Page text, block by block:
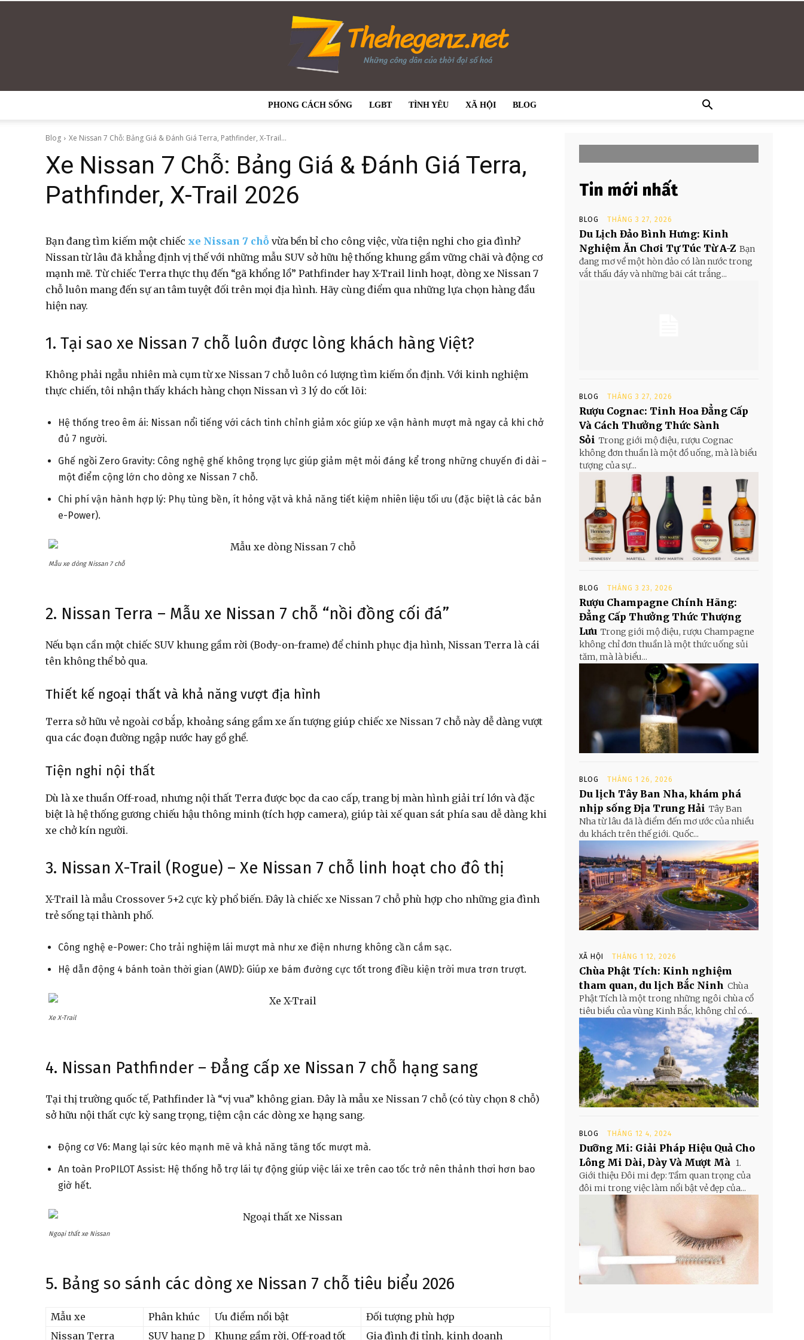
Những
PHONG CÁCH SỐNG LGBT TÌNH YÊU XÃ HỘI BLOG
Blog Xe Nissan 7 Chỗ: Bảng Giá & Đánh Giá Terra, Pathfinder, X-Trail...
Xe Nissan 7 Chỗ: Bảng Giá & Đánh Giá Terra,
Pathfinder, X-Trail 2026
Bạn đang tìm kiếm một chiếc xe Nissan 7 chỗ vừa bền bỉ cho công việc, vừa tiện nghi cho gia đình?
Nissan từ lâu đã khẳng định vị thế với những mẫu SUV sở hữu hệ thống khung gầm vững chãi và động cơ
mạnh mẽ. Từ chiếc Terra thực thụ đến “gã khổng lồ” Pathfinder hay X-Trail linh hoạt, dòng xe Nissan 7
chỗ luôn mang đến sự an tâm tuyệt đối trên mọi địa hình. Hãy cùng điểm qua những lựa chọn hàng đầu
hiện nay.
1. Tại sao xe Nissan 7 chỗ luôn được lòng khách hàng Việt?
Không phải ngẫu nhiên mà cụm từ xe Nissan 7 chỗ luôn có lượng tìm kiếm ổn định. Với kinh nghiệm
thực chiến, tôi nhận thấy khách hàng chọn Nissan vì 3 lý do cốt lõi:
Hệ thống treo êm ái: Nissan nổi tiếng với cách tinh chỉnh giảm xóc giúp xe vận hành mượt mà ngay cả khi chở
đủ 7 người.
Ghế ngồi Zero Gravity: Công nghệ ghế không trọng lực giúp giảm mệt mỏi đáng kể trong những chuyến đi dài –
một điểm cộng lớn cho dòng xe Nissan 7 chỗ.
Chi phí vận hành hợp lý: Phụ tùng bền, ít hỏng vặt và khả năng tiết kiệm nhiên liệu tối ưu (đặc biệt là các bản
e-Power).
Mẫu xe dòng Nissan 7 chỗ
2. Nissan Terra – Mẫu xe Nissan 7 chỗ “nồi đồng cối đá”
Nếu bạn cần một chiếc SUV khung gầm rời (Body-on-frame) để chinh phục địa hình, Nissan Terra là cái
tên không thể bỏ qua.
Thiết kế ngoại thất và khả năng vượt địa hình
Terra sở hữu vẻ ngoài cơ bắp, khoảng sáng gầm xe ấn tượng giúp chiếc xe Nissan 7 chỗ này dễ dàng vượt
qua các đoạn đường ngập nước hay gồ ghề.
Tiện nghi nội thất
Dù là xe thuần Off-road, nhưng nội thất Terra được bọc da cao cấp, trang bị màn hình giải trí lớn và đặc
biệt là hệ thống gương chiếu hậu thông minh (tích hợp camera), giúp tài xế quan sát phía sau dễ dàng khi
xe chở kín người.
3. Nissan X-Trail (Rogue) – Xe Nissan 7 chỗ linh hoạt cho đô thị
X-Trail là mẫu Crossover 5+2 cực kỳ phổ biến. Đây là chiếc xe Nissan 7 chỗ phù hợp cho những gia đình
trẻ sống tại thành phố.
Công nghệ e-Power: Cho trải nghiệm lái mượt mà như xe điện nhưng không cần cắm sạc.
Hệ dẫn động 4 bánh toàn thời gian (AWD): Giúp xe bám đường cực tốt trong điều kiện trời mưa trơn trượt.
Xe X-Trail
4. Nissan Pathfinder – Đẳng cấp xe Nissan 7 chỗ hạng sang
Tại thị trường quốc tế, Pathfinder là “vị vua” không gian. Đây là mẫu xe Nissan 7 chỗ (có tùy chọn 8 chỗ)
sở hữu nội thất cực kỳ sang trọng, tiệm cận các dòng xe hạng sang.
Động cơ V6: Mang lại sức kéo mạnh mẽ và khả năng tăng tốc mượt mà.
An toàn ProPILOT Assist: Hệ thống hỗ trợ lái tự động giúp việc lái xe trên cao tốc trở nên thảnh thơi hơn bao
giờ hết.
Ngoại thất xe Nissan
5. Bảng so sánh các dòng xe Nissan 7 chỗ tiêu biểu 2026
Mẫu xe Phân khúc Ưu điểm nổi bật
Đối tượng phù hợp
Nissan Terra
SUV hạng D Khung gầm rời, Off-road tốt
Gia đình đi tỉnh, kinh doanh
Tin mới nhất
BLOG THÁNG 3 27, 2026
Du Lịch Đảo Bình Hưng: Kinh
Nghiệm Ăn Chơi Tự Túc Từ A-Z Bạn
đang mơ về một hòn đảo có làn nước trong
vắt thấu đáy và những bãi cát trắng...
BLOG THÁNG 3 27, 2026
Rượu Cognac: Tinh Hoa Đẳng Cấp
Và Cách Thưởng Thức Sành
Sỏi Trong giới mộ điệu, rượu Cognac
không đơn thuần là một đồ uống, mà là biểu
tượng của sự...
BLOG THÁNG 3 23, 2026
Rượu Champagne Chính Hãng:
Đẳng Cấp Thưởng Thức Thượng
Lưu Trong giới mộ điệu, rượu Champagne
không chỉ đơn thuần là một thức uống sủi
tăm, mà là biểu...
BLOG THÁNG 1 26, 2026
Du lịch Tây Ban Nha, khám phá
nhịp sống Địa Trung Hải Tây Ban
Nha từ lâu đã là điểm đến mơ ước của nhiều
du khách trên thế giới. Quốc...
XÃ HỘI THÁNG 1 12, 2026
Chùa Phật Tích: Kinh nghiệm
tham quan, du lịch Bắc Ninh Chùa
Phật Tích là một trong những ngôi chùa cổ
tiêu biểu của vùng Kinh Bắc, không chỉ có...
BLOG THÁNG 12 4, 2024
Dưỡng Mi: Giải Pháp Hiệu Quả Cho
Lông Mi Dài, Dày Và Mượt Mà 1.
Giới thiệu Đôi mi đẹp: Tầm quan trọng của
đôi mi trong việc làm nổi bật vẻ đẹp của...